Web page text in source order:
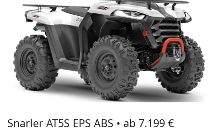
Snarler AT5S EPS ABS • ab 7.199 €